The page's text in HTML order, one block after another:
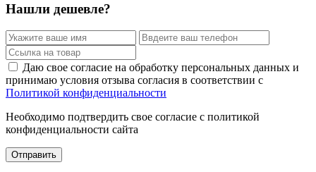
Нашли дешевле?
Даю свое согласие на обработку персональных данных и
принимаю условия отзыва согласия в соответствии с
Политикой конфиденциальности
Необходимо подтвердить свое согласие с политикой
конфиденциальности сайта
Отправить